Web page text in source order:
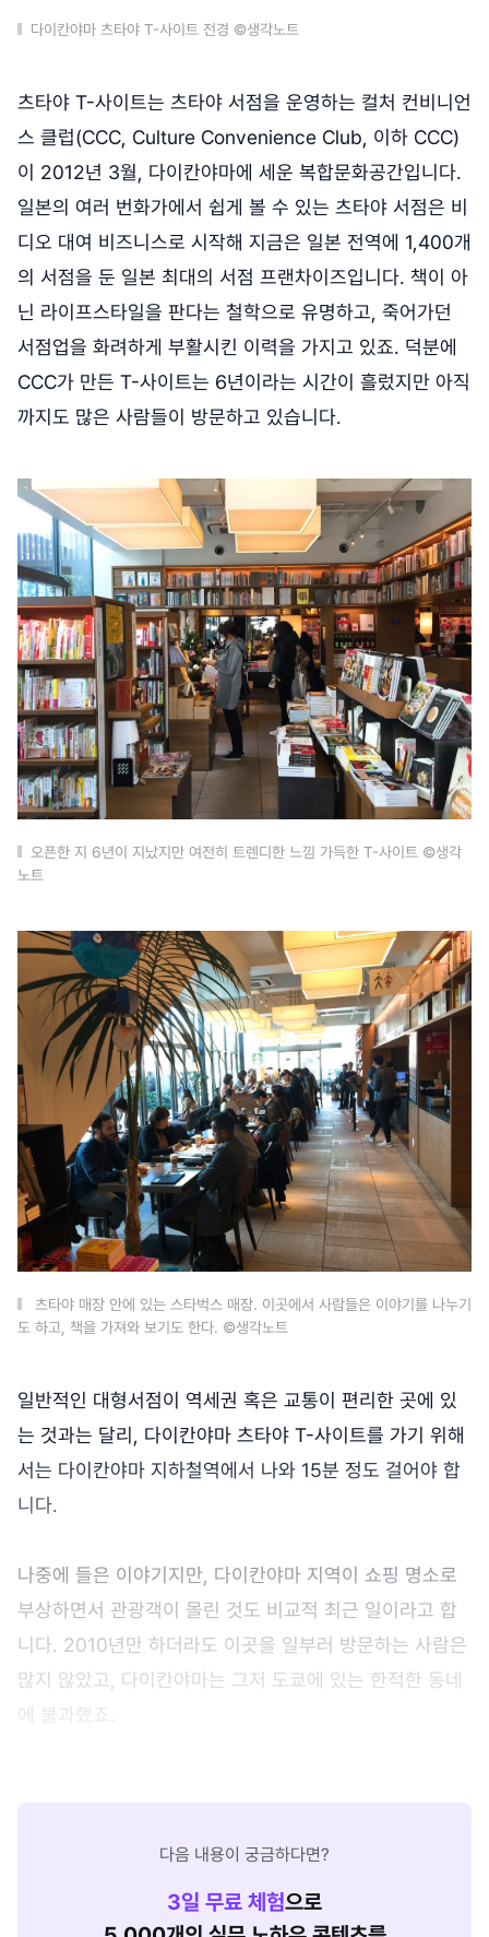
다이칸야마 츠타야 T-사이트 전경 ©생각노트
츠타야 T-사이트는 츠타야 서점을 운영하는 컬처 컨비니언
스 클럽(CCC, Culture Convenience Club, 이하 CCC)
이 2012년 3월, 다이칸야마에 세운 복합문화공간입니다.
일본의 여러 번화가에서 쉽게 볼 수 있는 츠타야 서점은 비
디오 대여 비즈니스로 시작해 지금은 일본 전역에 1,400개
의 서점을 둔 일본 최대의 서점 프랜차이즈입니다. 책이 아
닌 라이프스타일을 판다는 철학으로 유명하고, 죽어가던
서점업을 화려하게 부활시킨 이력을 가지고 있죠. 덕분에
CCC가 만든 T-사이트는 6년이라는 시간이 흘렀지만 아직
까지도 많은 사람들이 방문하고 있습니다.
오픈한 지 6년이 지났지만 여전히 트렌디한 느낌 가득한 T-사이트 ©생각
노트
츠타야 매장 안에 있는 스타벅스 매장. 이곳에서 사람들은 이야기를 나누기
도 하고, 책을 가져와 보기도 한다. ©생각노트
일반적인 대형서점이 역세권 혹은 교통이 편리한 곳에 있
는 것과는 달리, 다이칸야마 츠타야 T-사이트를 가기 위해
서는 다이칸야마 지하철역에서 나와 15분 정도 걸어야 합
니다.
나중에 들은 이야기지만, 다이칸야마 지역이 쇼핑 명소로
부상하면서 관광객이 몰린 것도 비교적 최근 일이라고 합
니다. 2010년만 하더라도 이곳을 일부러 방문하는 사람은
많지 않았고, 다이칸야마는 그저 도쿄에 있는 한적한 동네
에 불과했죠.
다음 내용이 궁금하다면?
3일 무료 체험으로